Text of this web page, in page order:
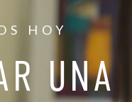
HOY
UNA